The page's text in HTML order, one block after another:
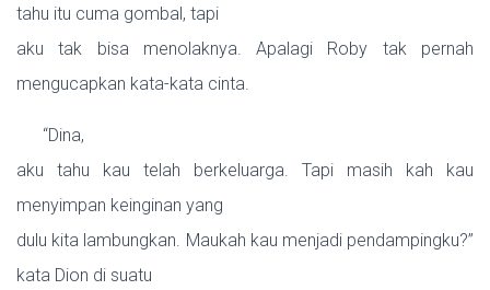
tahu itu cuma gombal, tapi
aku tak bisa menolaknya. Apalagi Roby tak pernah
mengucapkan kata-kata cinta.
“Dina,
aku tahu kau telah berkeluarga. Tapi masih kah kau
menyimpan keinginan yang
dulu kita lambungkan. Maukah kau menjadi pendampingku?”
kata Dion di suatu